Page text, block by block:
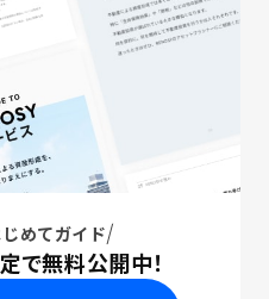
めてガイド
で無料公開中！